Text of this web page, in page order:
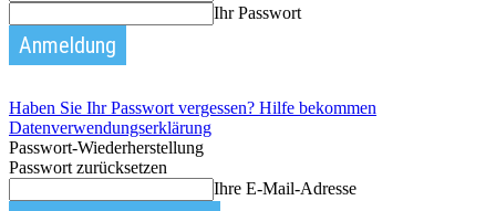
Ihr Passwort
Haben Sie Ihr Passwort vergessen? Hilfe bekommen
Datenverwendungserklärung
Passwort-Wiederherstellung
Passwort zurücksetzen
Ihre E-Mail-Adresse